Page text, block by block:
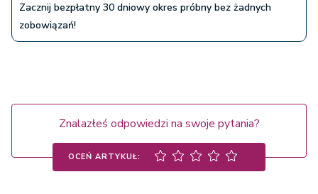
Zacznij bezpłatny 30 dniowy okres próbny bez żadnych
zobowiązań!
Znalazłeś odpowiedzi na swoje pytania?
OCEŃ ARTYKUŁ: